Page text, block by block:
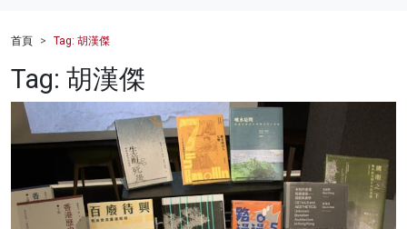
財經
健康
商業
科技
影片
首頁 Tag: 胡漢傑
Tag: 胡漢傑